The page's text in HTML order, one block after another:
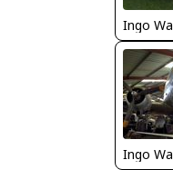
Ingo
Ingo